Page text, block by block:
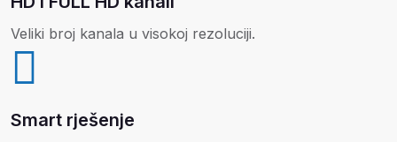
Veliki broj kanala u visokoj rezoluciji.
Smart rješenje